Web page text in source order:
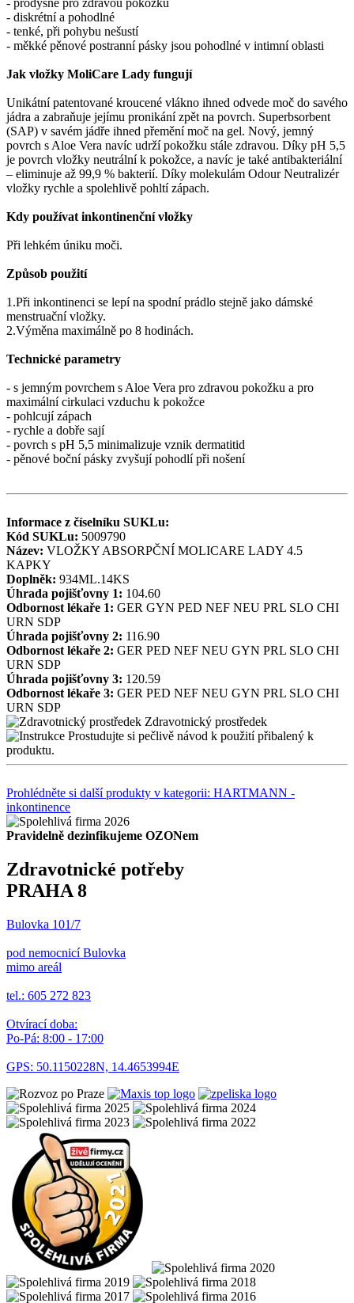
- prodyšné pro zdravou pokožku
- diskrétní a pohodlné
- tenké, při pohybu nešustí
- měkké pěnové postranní pásky jsou pohodlné v intimní oblasti
Jak vložky MoliCare Lady fungují
Unikátní patentované kroucené vlákno ihned odvede moč do savého
jádra a zabraňuje jejímu pronikání zpět na povrch. Superbsorbent
(SAP) v savém jádře ihned přemění moč na gel. Nový, jemný
povrch s Aloe Vera navíc udrží pokožku stále zdravou. Díky pH 5,5
je povrch vložky neutrální k pokožce, a navíc je také antibakteriální
– eliminuje až 99,9 % bakterií. Díky molekulám Odour Neutralizér
vložky rychle a spolehlivě pohltí zápach.
Kdy používat inkontinenční vložky
Při lehkém úniku moči.
Způsob použití
1.Při inkontinenci se lepí na spodní prádlo stejně jako dámské
menstruační vložky.
2.Výměna maximálně po 8 hodinách.
Technické parametry
- s jemným povrchem s Aloe Vera pro zdravou pokožku a pro
maximální cirkulaci vzduchu k pokožce
- pohlcují zápach
- rychle a dobře sají
- povrch s pH 5,5 minimalizuje vznik dermatitid
- pěnové boční pásky zvyšují pohodlí při nošení
Informace z číselníku SUKLu:
Kód SUKLu: 5009790
Název: VLOŽKY ABSORPČNÍ MOLICARE LADY 4.5
KAPKY
Doplněk: 934ML.14KS
Úhrada pojišťovny 1: 104.60
Odbornost lékaře 1: GER GYN PED NEF NEU PRL SLO CHI
URN SDP
Úhrada pojišťovny 2: 116.90
Odbornost lékaře 2: GER PED NEF NEU GYN PRL SLO CHI
URN SDP
Úhrada pojišťovny 3: 120.59
Odbornost lékaře 3: GER PED NEF NEU GYN PRL SLO CHI
URN SDP
Zdravotnický prostředek
Prostudujte si pečlivě návod k použití přibalený k
produktu.
Prohlédněte si další produkty v kategorii: HARTMANN -
inkontinence
Pravidelně dezinfikujeme OZONem
Zdravotnické potřeby
PRAHA 8
Bulovka 101/7
pod nemocnicí Bulovka
mimo areál
tel.: 605 272 823
Otvírací doba:
Po-Pá: 8:00 - 17:00
GPS: 50.1150228N, 14.4653994E